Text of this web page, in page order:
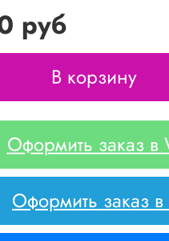
руб
В корзину
Оформить заказ в
Оформить заказ в